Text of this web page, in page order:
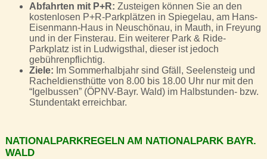
Abfahrten mit P+R: Zusteigen können Sie an den
kostenlosen P+R-Parkplätzen in Spiegelau, am Hans-
Eisenmann-Haus in Neuschönau, in Mauth, in Freyung
und in der Finsterau. Ein weiterer Park & Ride-
Parkplatz ist in Ludwigsthal, dieser ist jedoch
gebührenpflichtig.
Ziele: Im Sommerhalbjahr sind Gfäll, Seelensteig und
Racheldiensthütte von 8.00 bis 18.00 Uhr nur mit den
“Igelbussen” (ÖPNV-Bayr. Wald) im Halbstunden- bzw.
Stundentakt erreichbar.
NATIONALPARKREGELN AM NATIONALPARK BAYR.
WALD